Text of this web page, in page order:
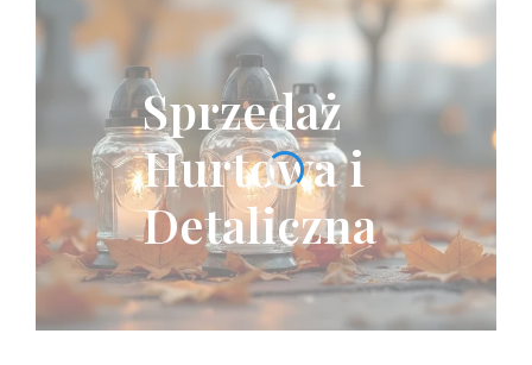
Sprzedaż
Hurtowa i
Detaliczna